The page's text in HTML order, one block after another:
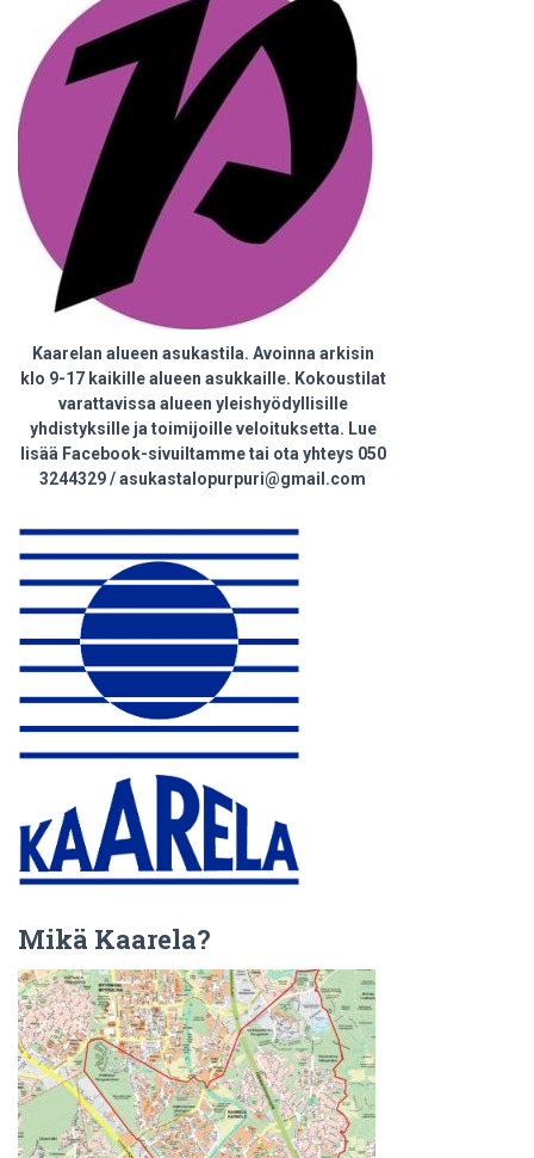
Kaarelan alueen asukastila. Avoinna arkisin
klo 9-17 kaikille alueen asukkaille. Kokoustilat
varattavissa alueen yleishyödyllisille
yhdistyksille ja toimijoille veloituksetta. Lue
lisää Facebook-sivuiltamme tai ota yhteys 050
3244329 / asukastalopurpuri@gmail.com
Mikä Kaarela?